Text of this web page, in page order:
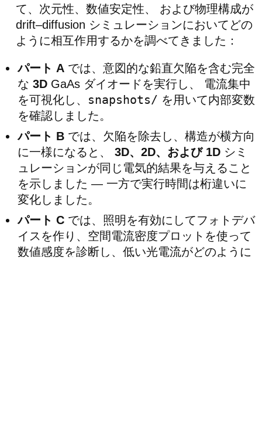
て、次元性、数値安定性、 および物理構成が
drift–diffusion シミュレーションにおいてどの
ように相互作用するかを調べてきました：
パート A では、意図的な鉛直欠陥を含む完全
な 3D GaAs ダイオードを実行し、 電流集中
を可視化し、 snapshots/ を用いて内部変数
を確認しました。
パート B では、欠陥を除去し、構造が横方向
に一様になると、 3D、2D、および 1D シミ
ュレーションが同じ電気的結果を与えること
を示しました — 一方で実行時間は桁違いに
変化しました。
パート C では、照明を有効にしてフォトデバ
イスを作り、空間電流密度プロットを使って
数値感度を診断し、低い光電流がどのように